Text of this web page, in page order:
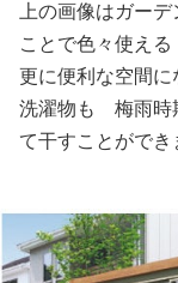
上の画像はガー
ことで色々使える
更に便利な空間に
洗濯物も 梅雨時
て干すことができ